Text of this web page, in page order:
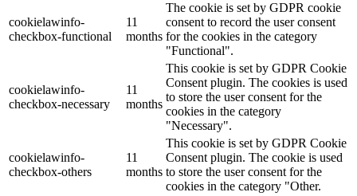
cookielawinfo-
checkbox-functional
11
months
The cookie is set by GDPR cookie
consent to record the user consent
for the cookies in the category
"Functional".
cookielawinfo-
checkbox-necessary
11
months
This cookie is set by GDPR Cookie
Consent plugin. The cookies is used
to store the user consent for the
cookies in the category
"Necessary".
cookielawinfo-
checkbox-others
11
months
This cookie is set by GDPR Cookie
Consent plugin. The cookie is used
to store the user consent for the
cookies in the category "Other.